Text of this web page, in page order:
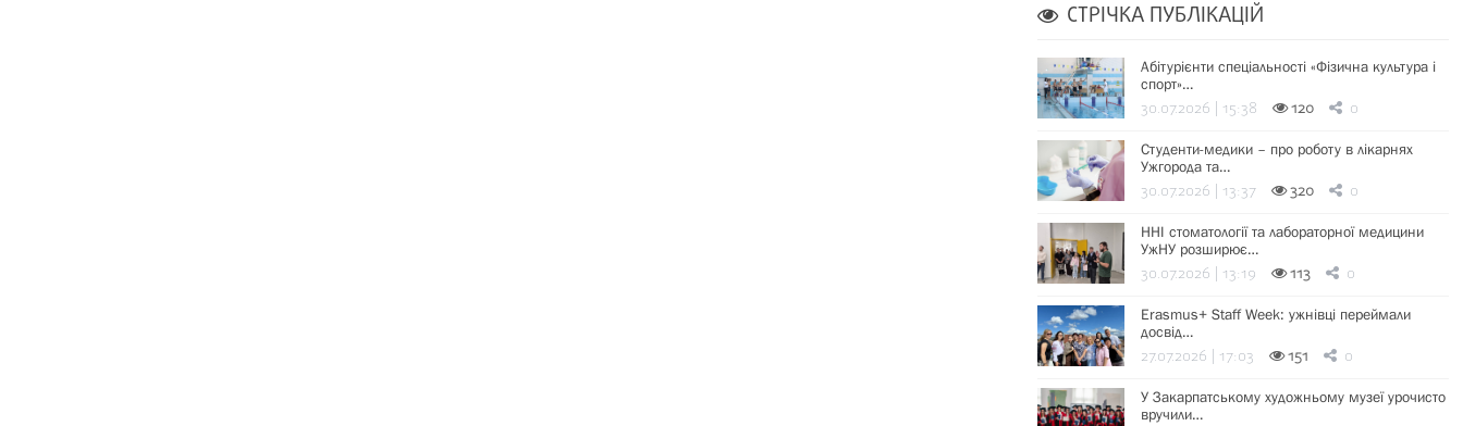
СТРІЧКА ПУБЛІКАЦІЙ
Абітурієнти спеціальності «Фізична культура і
спорт»…
30.07.2026 | 15:38 120 0
Студенти-медики – про роботу в лікарнях
Ужгорода та…
30.07.2026 | 13:37 320 0
ННІ стоматології та лабораторної медицини
УжНУ розширює…
30.07.2026 | 13:19 113 0
Erasmus+ Staff Week: ужнівці переймали
досвід…
27.07.2026 | 17:03 151 0
У Закарпатському художньому музеї урочисто
вручили…